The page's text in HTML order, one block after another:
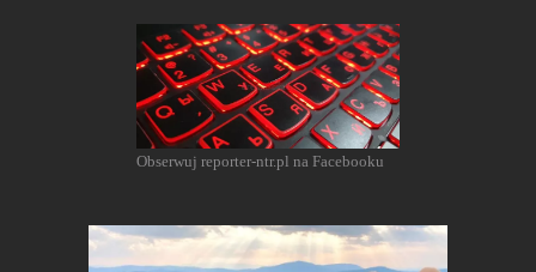
Obserwuj reporter-ntr.pl na Facebooku